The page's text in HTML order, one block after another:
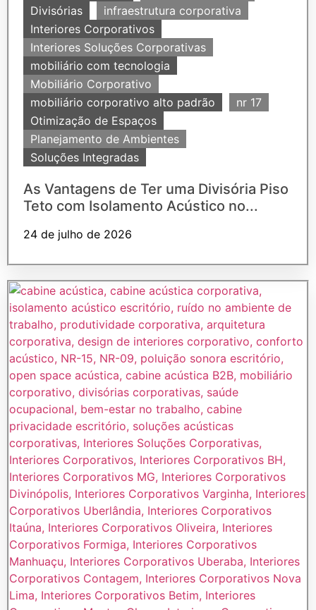
Divisórias
infraestrutura corporativa
Interiores Corporativos
Interiores Soluções Corporativas
mobiliário com tecnologia
Mobiliário Corporativo
mobiliário corporativo alto padrão
nr 17
Otimização de Espaços
Planejamento de Ambientes
Soluções Integradas
As Vantagens de Ter uma Divisória Piso
Teto com Isolamento Acústico no...
24 de julho de 2026